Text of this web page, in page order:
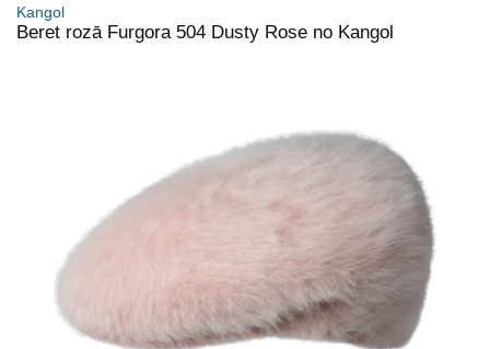
Kangol
Beret rozā Furgora 504 Dusty Rose no Kangol